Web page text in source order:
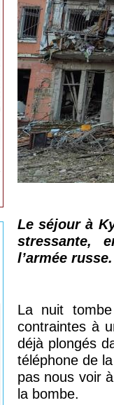
Le séjour à
stressante,
l’armée
La nuit
contraintes à
déjà plongés
téléphone de
pas nous voir
la bombe.